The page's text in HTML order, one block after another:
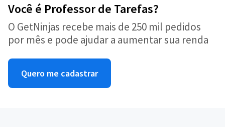
Você é Professor de Tarefas?
O GetNinjas recebe mais de 250 mil pedidos
por mês e pode ajudar a aumentar sua renda
Quero me cadastrar